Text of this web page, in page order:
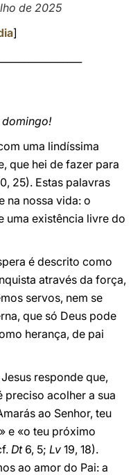
de 2025
]
domingo!
uma lindíssima
que hei de fazer para
25). Estas palavras
na nossa vida: o
uma existência livre do
é descrito como
através da força,
servos, nem se
que só Deus pode
herança, de pai
responde que,
preciso acolher a sua
ao Senhor, teu
e «o teu próximo
Dt6, 5; Lv 19, 18).
ao amor do Pai: a